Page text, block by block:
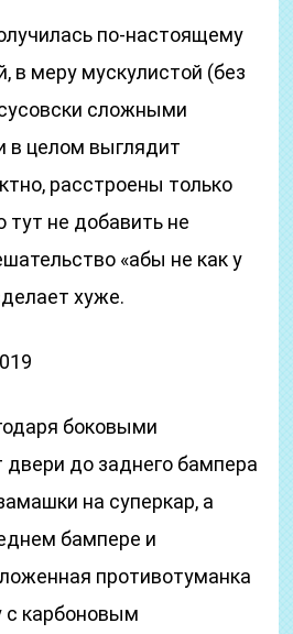
по-настоящему
в меру мускулистой (без
сложными
в целом выглядит
расстроены только
тут не добавить не
«абы не как у
хуже.
боковыми
двери до заднего бампера
на суперкар, а
бампере и
противотуманка
с карбоновым